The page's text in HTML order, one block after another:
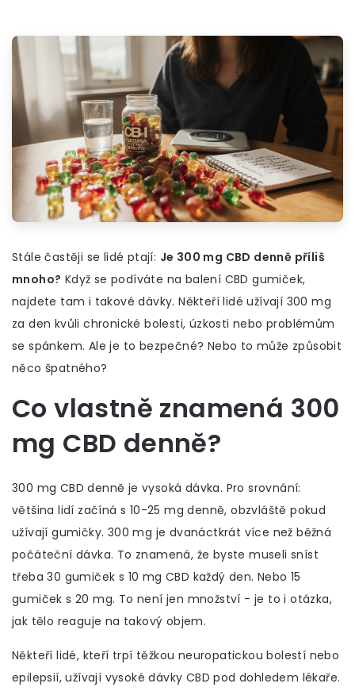
Stále častěji se lidé ptají: Je 300 mg CBD denně příliš
mnoho? Když se podíváte na balení CBD gumiček,
najdete tam i takové dávky. Někteří lidé užívají 300 mg
za den kvůli chronické bolesti, úzkosti nebo problémům
se spánkem. Ale je to bezpečné? Nebo to může způsobit
něco špatného?
Co vlastně znamená 300
mg CBD denně?
300 mg CBD denně je vysoká dávka. Pro srovnání:
většina lidí začíná s 10-25 mg denně, obzvláště pokud
užívají gumičky. 300 mg je dvanáctkrát více než běžná
počáteční dávka. To znamená, že byste museli sníst
třeba 30 gumiček s 10 mg CBD každý den. Nebo 15
gumiček s 20 mg. To není jen množství - je to i otázka,
jak tělo reaguje na takový objem.
Někteří lidé, kteří trpí těžkou neuropatickou bolestí nebo
epilepsií, užívají vysoké dávky CBD pod dohledem lékaře.